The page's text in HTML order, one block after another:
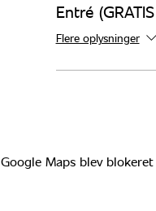
Entré
Flere oplysninger
Google Maps blev